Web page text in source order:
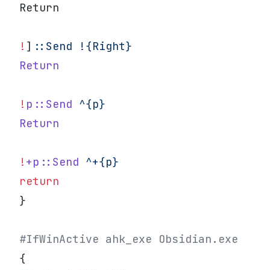
Return
! ] : :Send !{Right}
Return
! p::Send ^{p}
Return
! +p::Send ^+{p}
return
}
#IfWinActive ahk_exe Obsidian.exe
{